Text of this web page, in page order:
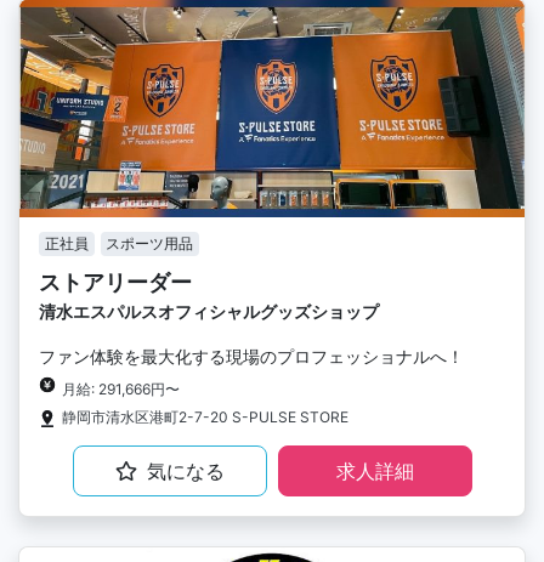
正社員 スポーツ用品
ストアリーダー
清水エスパルスオフィシャルグッズショップ
ファン体験を最大化する現場のプロフェッショナルへ！
月給: 291,666円〜
静岡市清水区港町2-7-20 S-PULSE STORE
気になる 求人詳細